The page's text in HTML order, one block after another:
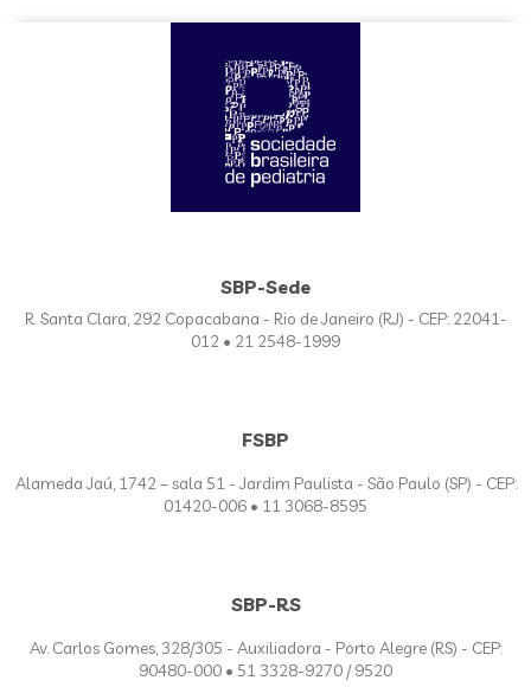
SBP-Sede
R. Santa Clara, 292 Copacabana - Rio de Janeiro (RJ) - CEP: 22041-
012 • 21 2548-1999
FSBP
Alameda Jaú, 1742 – sala 51 - Jardim Paulista - São Paulo (SP) - CEP:
01420-006 • 11 3068-8595
SBP-RS
Av. Carlos Gomes, 328/305 - Auxiliadora - Porto Alegre (RS) - CEP:
90480-000 • 51 3328-9270 / 9520